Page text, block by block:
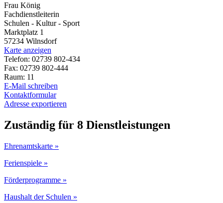
Frau König
Fachdienstleiterin
Schulen - Kultur - Sport
Marktplatz 1
57234 Wilnsdorf
Karte anzeigen
Telefon: 02739 802-434
Fax: 02739 802-444
Raum: 11
E-Mail schreiben
Kontaktformular
Adresse exportieren
Zuständig für 8 Dienstleistungen
Ehrenamtskarte »
Ferienspiele »
Förderprogramme »
Haushalt der Schulen »